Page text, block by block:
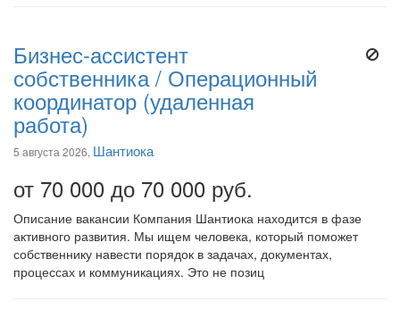
Бизнес-ассистент
собственника / Операционный
координатор (удаленная
работа)
5 августа 2026, Шантиока
от 70 000 до 70 000 руб.
Описание вакансии Компания Шантиока находится в фазе
активного развития. Мы ищем человека, который поможет
собственнику навести порядок в задачах, документах,
процессах и коммуникациях. Это не позиц